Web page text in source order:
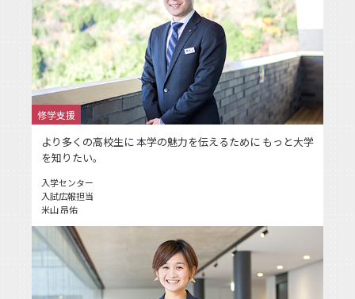
修学支援
より多くの高校生に 本学の魅力を伝えるために もっと大学
を知りたい。
入学センター
入試広報担当
米山 昂佑